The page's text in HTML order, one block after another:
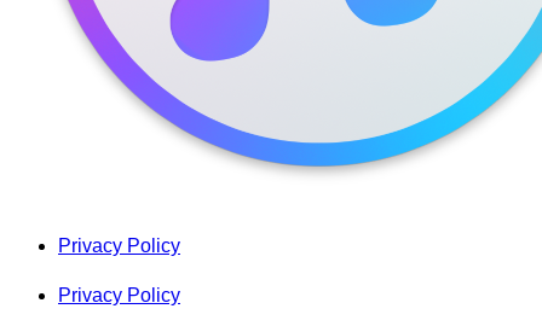
Privacy Policy
Privacy Policy